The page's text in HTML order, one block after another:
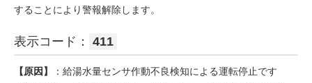
することにより警報解除します。
表示コード： 411
【原因】
：給湯水量センサ作動不良検知による運転停止です